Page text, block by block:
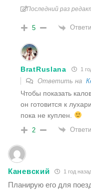
Последний раз
5
BratRuslana 1
Ответить на
Чтобы показать
он готовится к
пока не куплен.
2
Каневский 1 год
Планирую его для